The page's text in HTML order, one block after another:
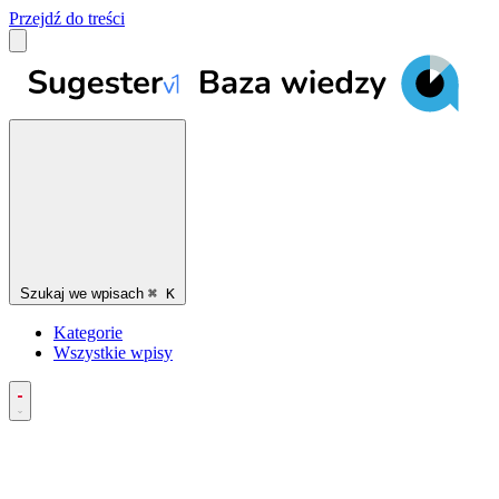
Przejdź do treści
Szukaj we wpisach ⌘ K
Kategorie
Wszystkie wpisy